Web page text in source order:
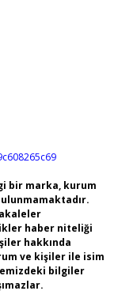
bir marka, kurum
haber niteliği
hakkında
ve kişiler ile isim
bilgiler